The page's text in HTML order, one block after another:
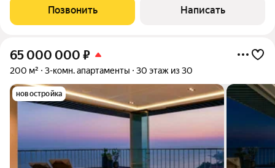
проводником в мир курортной недвижимости.Роскошная
квартира в сердце Сочи, в престижном
Позвонить Написать
65 000 000 ₽
200 м² 3-комн. апартаменты 30 этаж из 30
новостройка